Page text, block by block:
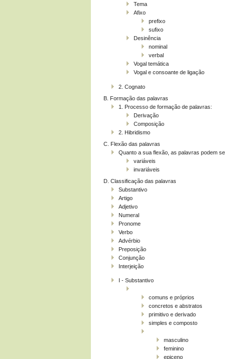
Tema
Afixo
prefixo
sufixo
Desinência
nominal
verbal
Vogal temática
Vogal e consoante de ligação
2. Cognato
B. Formação das palavras
1. Processo de formação de palavras:
Derivação
Composição
2. Hibridismo
C. Flexão das palavras
Quanto a sua flexão, as palavras podem
variáveis
invariáveis
D. Classificação das palavras
Substantivo
Artigo
Adjetivo
Numeral
Pronome
Verbo
Advérbio
Preposição
Conjunção
Interjeição
I - Substantivo
comuns e próprios
concretos e abstratos
primitivo e derivado
simples e composto
masculino
feminino
epiceno